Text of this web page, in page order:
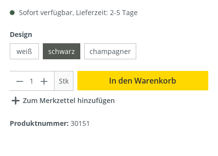
Sofort verfügbar, Lieferzeit: 2-5 Tage
Design
weiß
schwarz champagner
Stk In den Warenkorb
Zum Merkzettel hinzufügen
Produktnummer: 30151